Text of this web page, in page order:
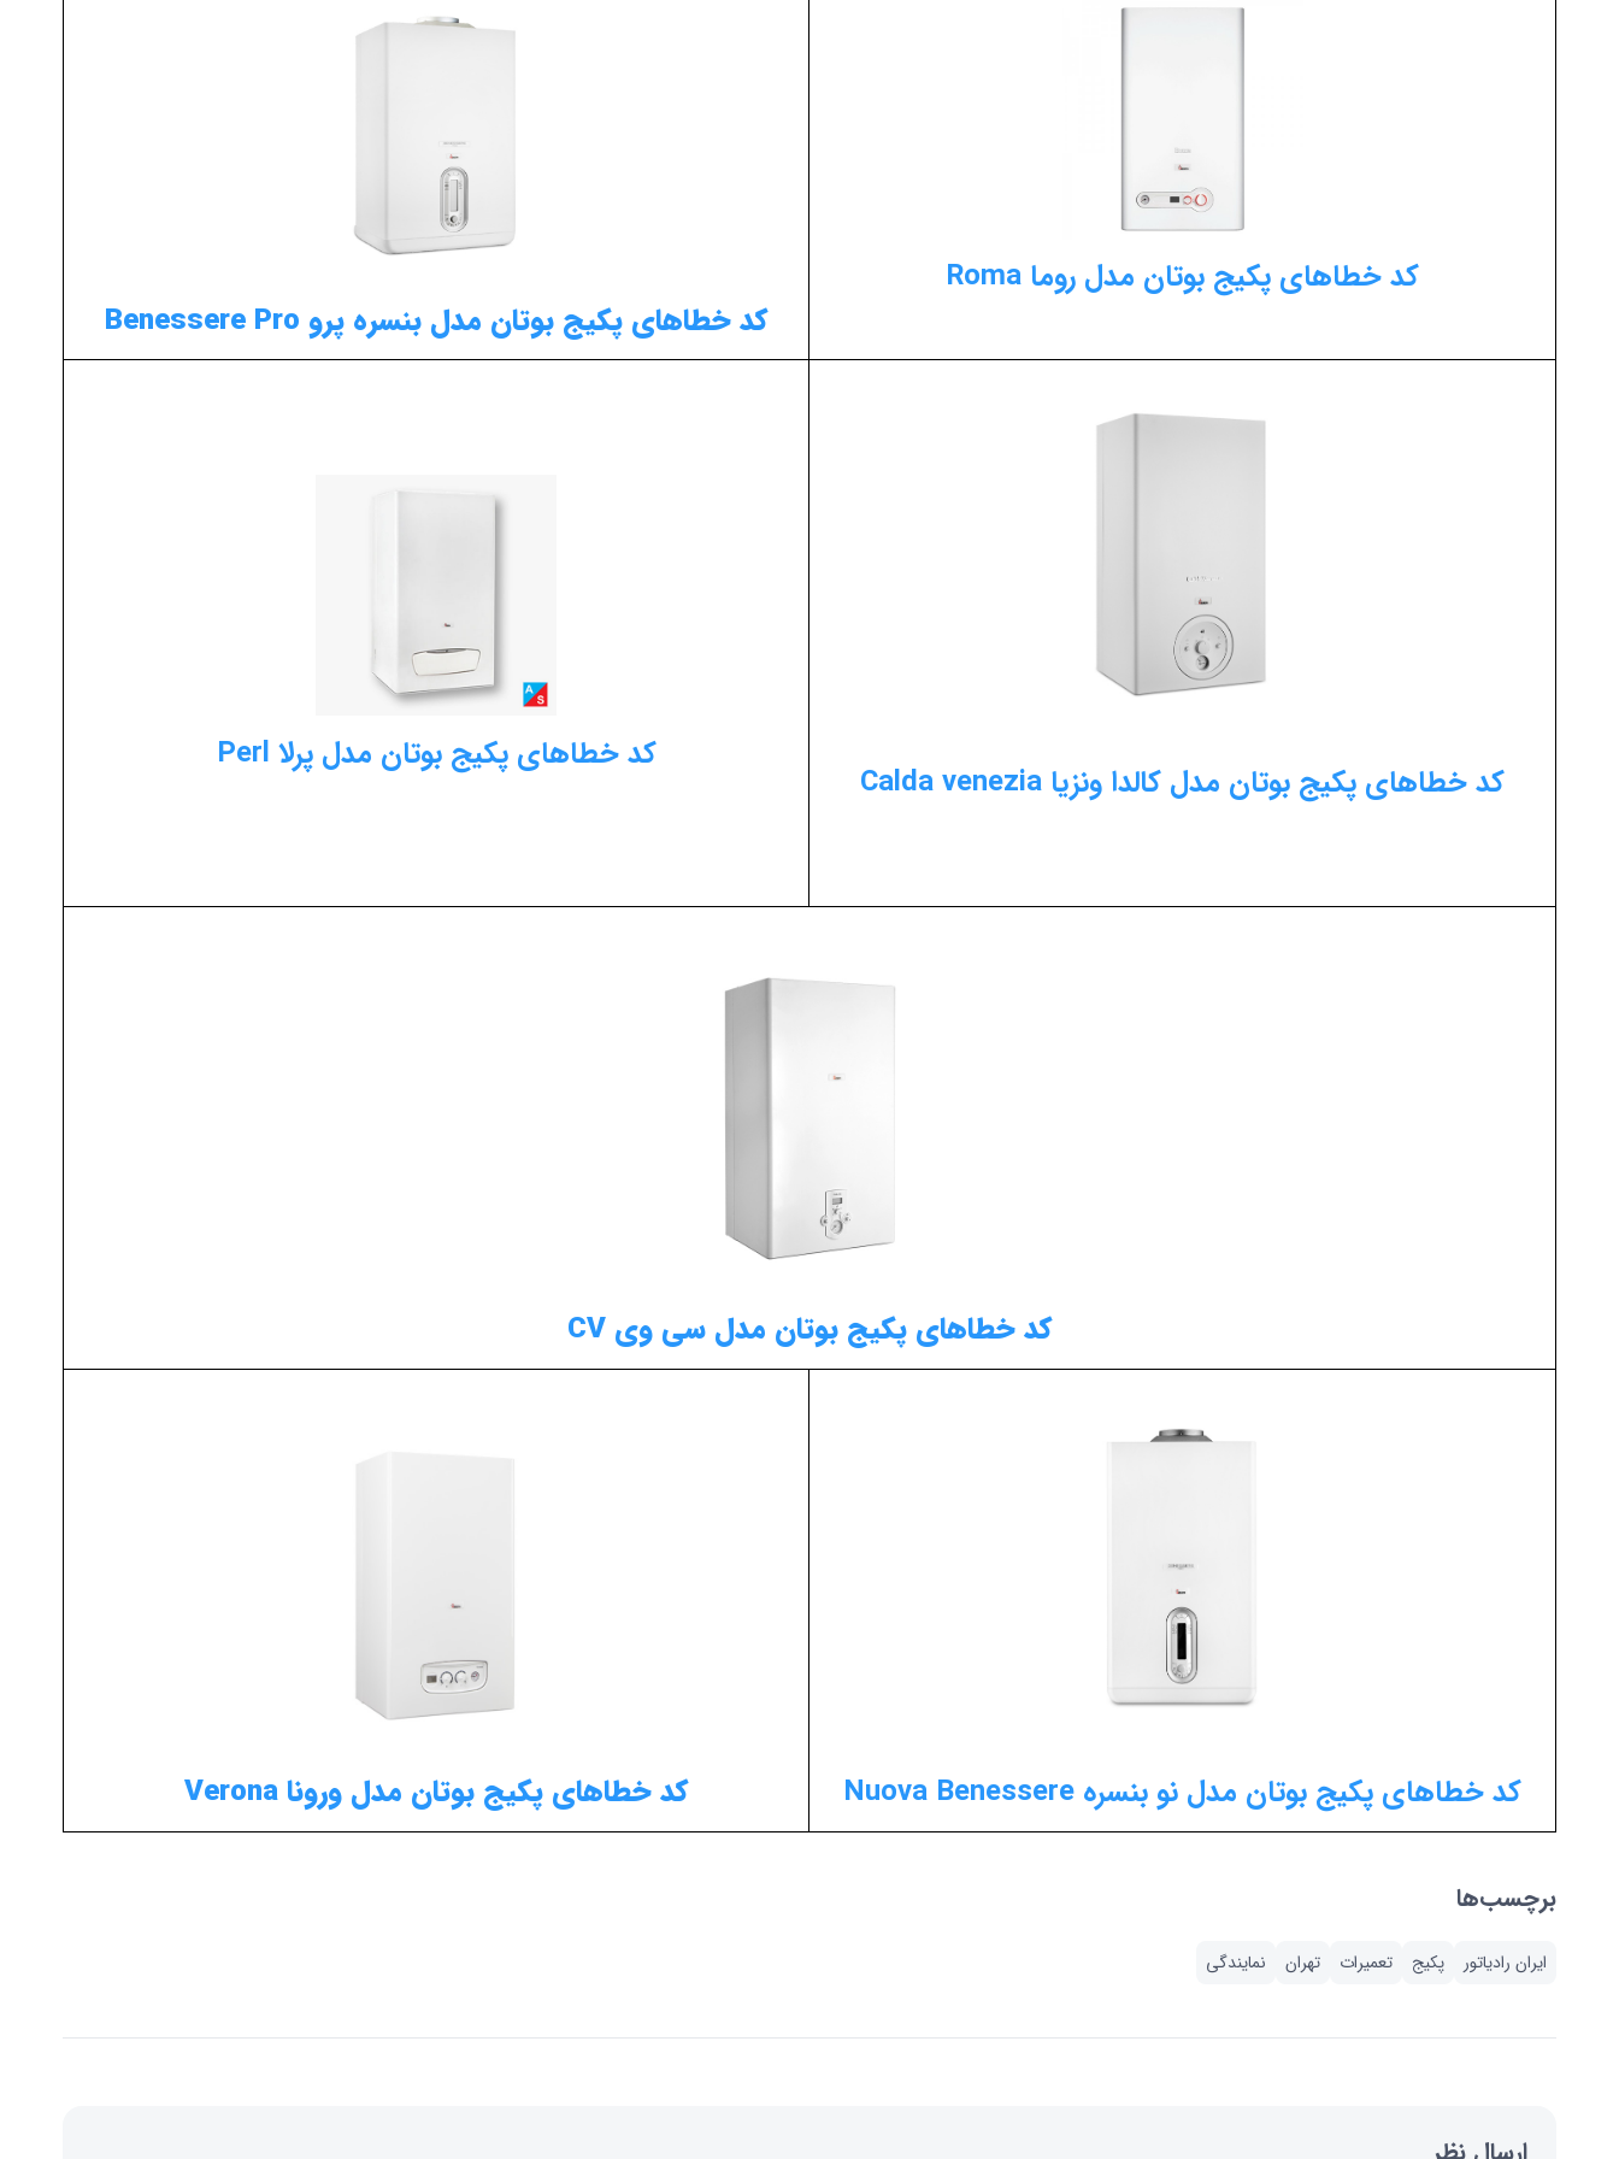
کد خطاهای پکیج بوتان مدل روما Roma
کد خطاهای پکیج بوتان مدل بنسره پرو Benessere Pro
کد خطاهای پکیج بوتان مدل کالدا ونزیا Calda venezia
کد خطاهای پکیج بوتان مدل پرلا Perl
کد خطاهای پکیج بوتان مدل سی وی CV
کد خطاهای پکیج بوتان مدل نو بنسره Nuova Benessere کد خطاهای پکیج بوتان مدل ورونا Verona
برچسب‌ها
ایران رادیاتور پکیج تعمیرات تهران نمایندگی